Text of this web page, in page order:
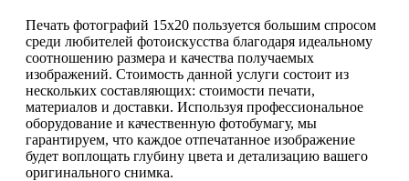
Печать фотографий 15х20 пользуется большим спросом
среди любителей фотоискусства благодаря идеальному
соотношению размера и качества получаемых
изображений. Стоимость данной услуги состоит из
нескольких составляющих: стоимости печати,
материалов и доставки. Используя профессиональное
оборудование и качественную фотобумагу, мы
гарантируем, что каждое отпечатанное изображение
будет воплощать глубину цвета и детализацию вашего
оригинального снимка.